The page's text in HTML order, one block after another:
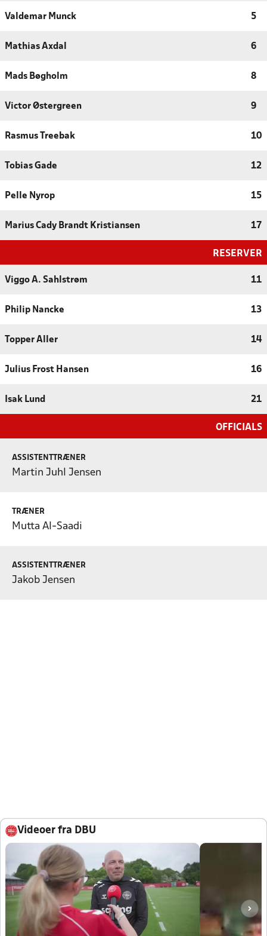
Valdemar Munck 5
Mathias Axdal 6
Mads Bøgholm 8
Victor Østergreen 9
Rasmus Treebak 10
Tobias Gade 12
Pelle Nyrop 15
Marius Cady Brandt Kristiansen 17
RESERVER
Viggo A. Sahlstrøm 11
Philip Nancke 13
Topper Aller 14
Julius Frost Hansen 16
Isak Lund 21
OFFICIALS
ASSISTENTTRÆNER
Martin Juhl Jensen
TRÆNER
Mutta Al-Saadi
ASSISTENTTRÆNER
Jakob Jensen
Videoer fra DBU